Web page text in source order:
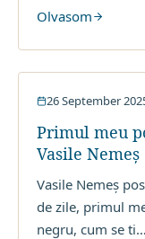
Olvasom
Nutritie
26 September
Primul meu
Vasile Nemeș
Vasile Nemeș
de zile, primul
negru, cum se ti…